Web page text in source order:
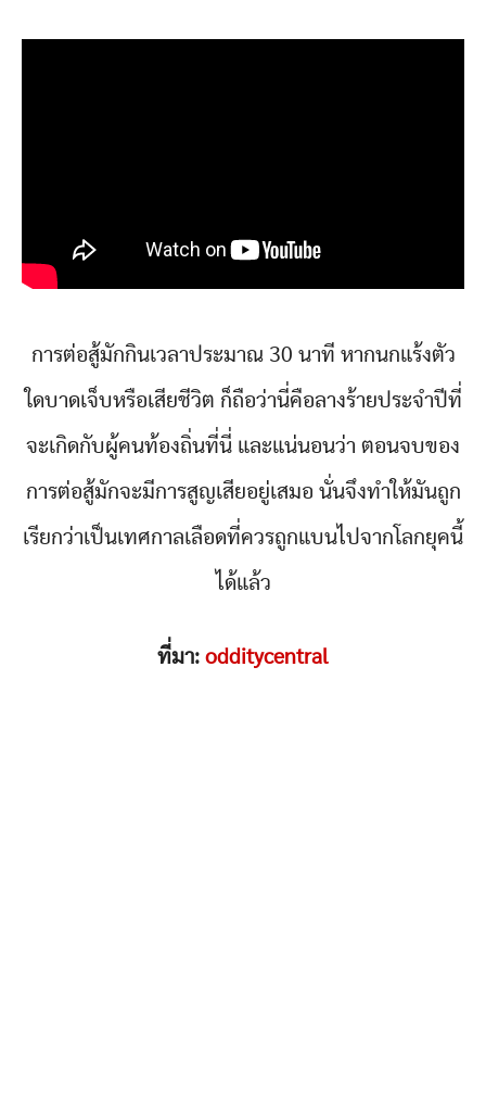
การต่อสู้มักกินเวลาประมาณ 30 นาที หากนกแร้งตัว
ใดบาดเจ็บหรือเสียชีวิต ก็ถือว่านี่คือลางร้ายประจำปีที่
จะเกิดกับผู้คนท้องถิ่นที่นี่ และแน่นอนว่า ตอนจบของ
การต่อสู้มักจะมีการสูญเสียอยู่เสมอ นั่นจึงทำให้มันถูก
เรียกว่าเป็นเทศกาลเลือดที่ควรถูกแบนไปจากโลกยุคนี้
ได้แล้ว
ที่มา: odditycentral